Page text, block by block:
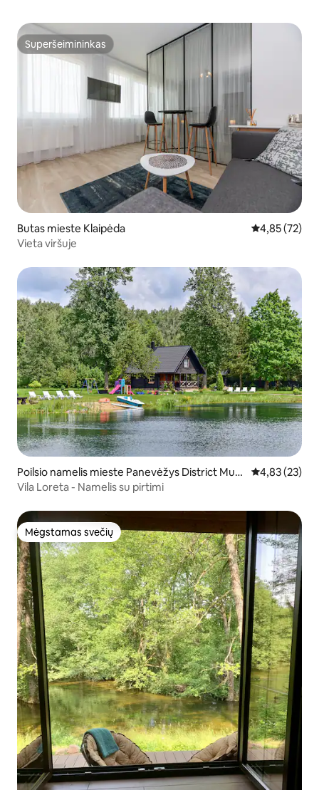
Superšeimininkas
Superšeimininkas
Butas mieste Klaipėda Vidutinis
4,85 (72)
Vieta viršuje
Poilsio namelis mieste Panevėžys District Muni
cipality
Vidutinis
4,83 (23)
Vila Loreta - Namelis su pirtimi
Mėgstamas svečių
Mėgstamas svečių